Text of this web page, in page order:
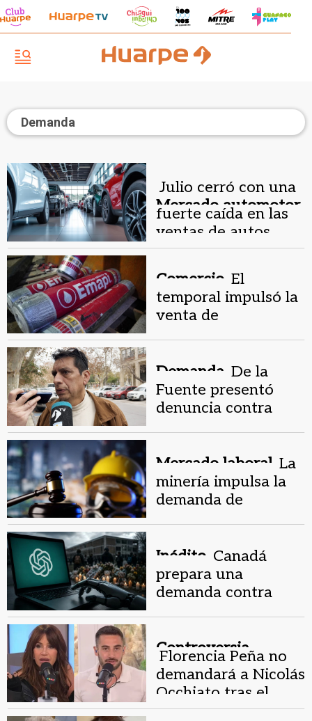
Demanda
Mercado automotor.
Julio cerró con una
fuerte caída en las
ventas de autos
nuevos
Comercio. El
temporal impulsó la
venta de
sanjuaninas
Demanda. De la
Fuente presentó
denuncia contra
Mercado laboral. La
minería impulsa la
demanda de
San Juan
Inédito. Canadá
prepara una
demanda contra
Controversia.
Florencia Peña no
demandará a Nicolás
Occhiato tras el
escándalo en Luzu